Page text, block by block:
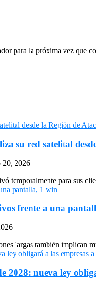
para la próxima vez que
su red satelital
20, 2026
temporalmente para sus
frente a una
largas también implican
2028: nueva ley